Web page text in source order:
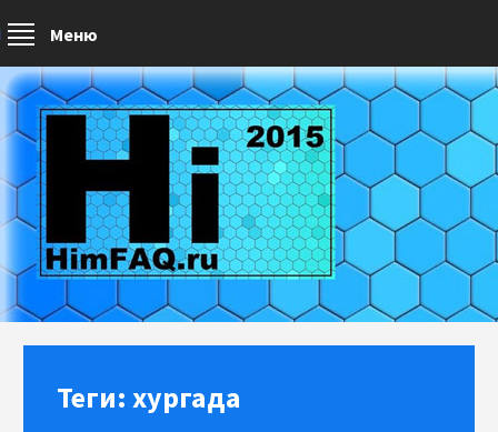
Меню
Теги: хургада